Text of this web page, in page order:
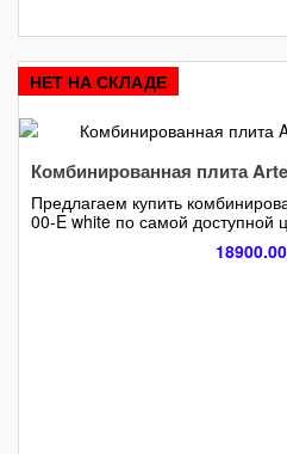
НЕТ НА СКЛАДЕ
Комбинированная плита
Предлагаем купить
00-E white по самой доступной